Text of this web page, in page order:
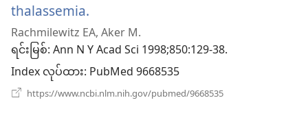
thalassemia.
အသစ်
ဖွ
င့်
Rachmilewitz EA, Aker M.
ရင်းမြစ်‎: Ann N Y Acad Sci 1998;850:129-38.
Index လုပ်ထား‎: PubMed 9668535
https://www.ncbi.nlm.nih.gov/pubmed/9668535